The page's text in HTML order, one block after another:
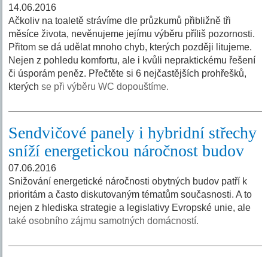
14.06.2016
Ačkoliv na toaletě strávíme dle průzkumů přibližně tři
měsíce života, nevěnujeme jejímu výběru příliš pozornosti.
Přitom se dá udělat mnoho chyb, kterých později litujeme.
Nejen z pohledu komfortu, ale i kvůli nepraktickému řešení
či úsporám peněz. Přečtěte si 6 nejčastějších prohřešků,
kterýchse při výběru WC dopouštíme.
Sendvičové panely i hybridní střechy
sníží energetickou náročnost budov
07.06.2016
Snižování energetické náročnosti obytných budov patří k
prioritám a často diskutovaným tématům současnosti. A to
nejen z hlediska strategie a legislativy Evropské unie, ale
také osobního zájmu samotných domácností.